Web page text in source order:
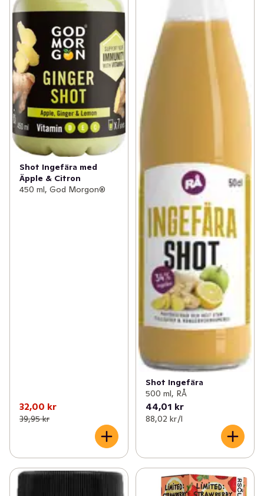
Shot Ingefära med
Äpple & Citron
450 ml, God Morgon®
32,00 kr
39,95 kr
Shot Ingefära
500 ml, RÅ
44,01 kr
88,02 kr /l